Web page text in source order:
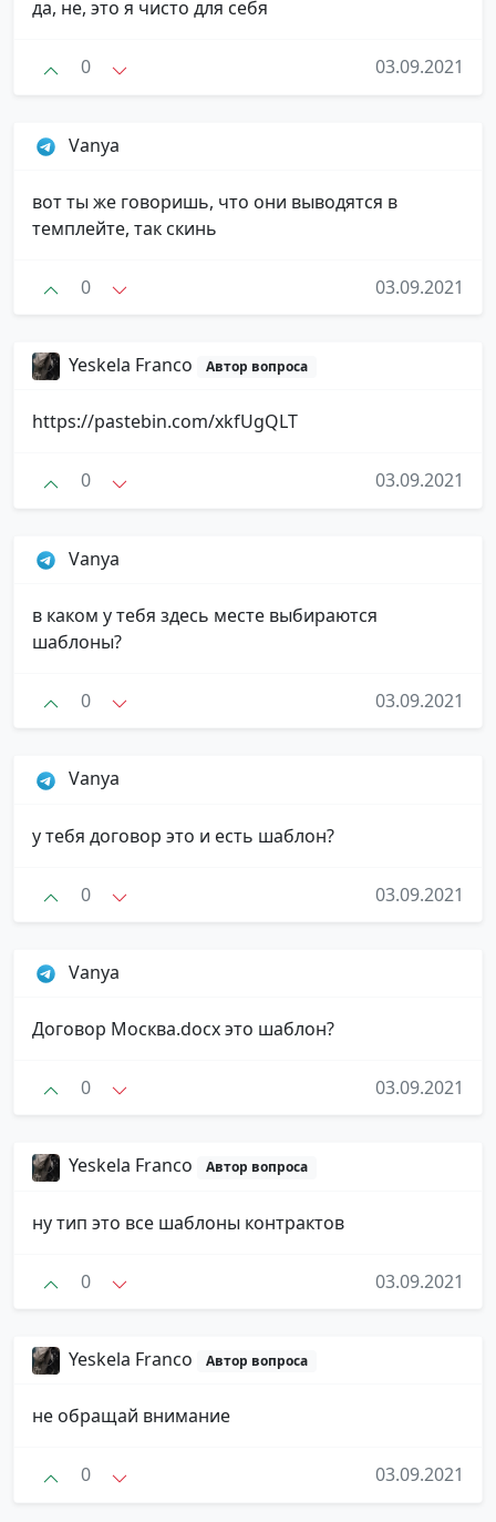
да, не, это я чисто для себя
0 03.09.2021
Vanya
вот ты же говоришь, что они выводятся в
темплейте, так скинь
0 03.09.2021
Yeskela Franco Автор вопроса
https://pastebin.com/xkfUgQLT
0 03.09.2021
Vanya
в каком у тебя здесь месте выбираются
шаблоны?
0 03.09.2021
Vanya
у тебя договор это и есть шаблон?
0 03.09.2021
Vanya
Договор Москва.docx это шаблон?
0 03.09.2021
Yeskela Franco Автор вопроса
ну тип это все шаблоны контрактов
0 03.09.2021
Yeskela Franco Автор вопроса
не обращай внимание
0 03.09.2021